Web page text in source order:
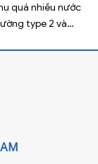
quá nhiều nước
type 2 và